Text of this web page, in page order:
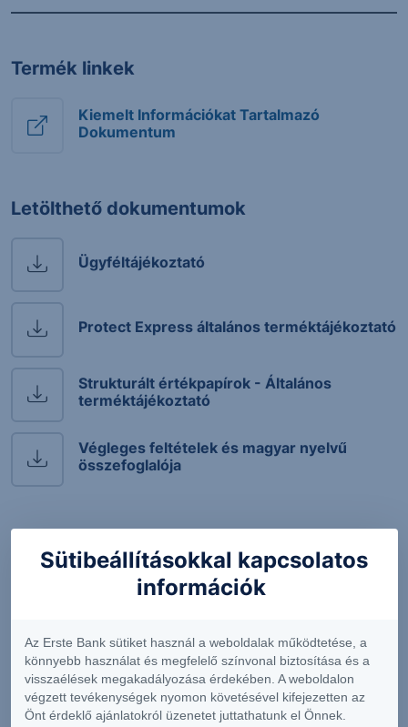
Termék linkek
Kiemelt Információkat Tartalmazó
Dokumentum
Letölthető dokumentumok
Ügyféltájékoztató
Protect Express általános terméktájékoztató
Strukturált értékpapírok - Általános
terméktájékoztató
Végleges feltételek és magyar nyelvű
összefoglalója
Közzététel a Credit Suisse Protect Express
Airbag Erste HUF 22-25 (DE000CS8E143)
megfigyeléséről
Közzététel a Credit Suisse Protect Express
Airbag Erste HUF 22-25 (DE000CS8E143)
strukturált értékpapír első megfigyeléséről
Sütibeállításokkal kapcsolatos
információk
Az Erste Bank sütiket használ a weboldalak működtetése, a
könnyebb használat és megfelelő színvonal biztosítása és a
visszaélések megakadályozása érdekében. A weboldalon
végzett tevékenységek nyomon követésével kifejezetten az
Önt érdeklő ajánlatokról üzenetet juttathatunk el Önnek.